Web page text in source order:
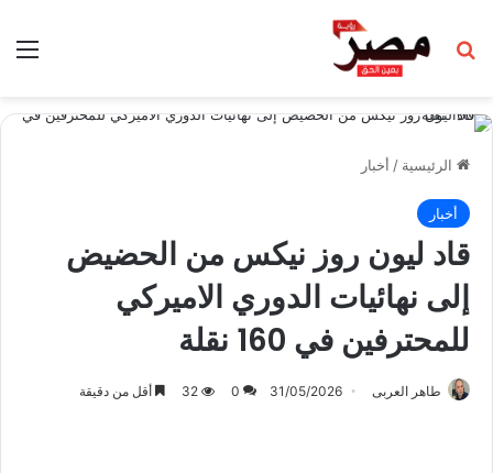
بحث عن
الرئيسية / أخبار
أخبار
قاد ليون روز نيكس من الحضيض
إلى نهائيات الدوري الاميركي
للمحترفين في 160 نقلة
طاهر العربى 31/05/2026
0
32 أقل من دقيقة